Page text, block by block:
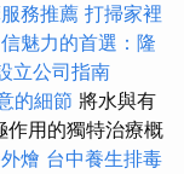
務推薦 打掃家裡
魅力的首選：隆
立公司指南
的細節 將水與有
作用的獨特治療概
燴 台中養生排毒